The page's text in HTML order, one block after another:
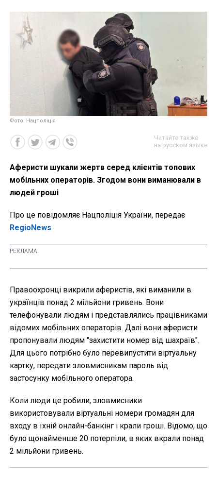
Фото: Нацполіція
Читайте также
на русском языке
Аферисти шукали жертв серед клієнтів топових
мобільних операторів. Згодом вони виманювали в
людей гроші
Про це повідомляє Нацполіція України, передає
RegioNews.
Правоохронці викрили аферистів, які виманили в
українців понад 2 мільйони гривень. Вони
телефонували людям і представлялись працівниками
відомих мобільних операторів. Далі вони аферисти
пропонували людям "захистити номер від шахраїв".
Для цього потрібно було перевипустити віртуальну
картку, передати зловмисникам пароль від
застосунку мобільного оператора.
Коли люди це робили, зловмисники
використовували віртуальні номери громадян для
входу в їхній онлайн-банкінг і крали гроші. Відомо, що
було щонайменше 20 потерпіли, в яких вкрали понад
2 мільйони гривень.